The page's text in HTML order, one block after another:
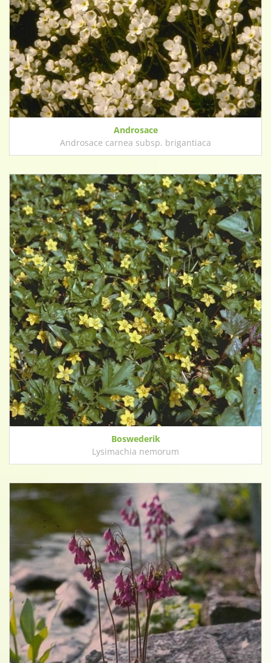
Androsace
Androsace carnea subsp. brigantiaca
Boswederik
Lysimachia nemorum